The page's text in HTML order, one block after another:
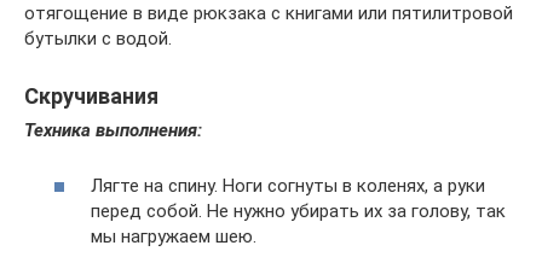
отягощение в виде рюкзака с книгами или пятилитровой
бутылки с водой.
Скручивания
Техника выполнения:
Лягте на спину. Ноги согнуты в коленях, а руки
перед собой. Не нужно убирать их за голову, так
мы нагружаем шею.